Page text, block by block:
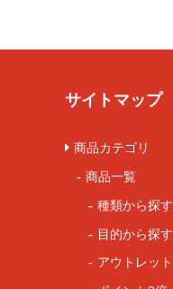
サイトマップ
商品カテゴリ
商品一覧
種類から探す
目的から探す
アウトレッ